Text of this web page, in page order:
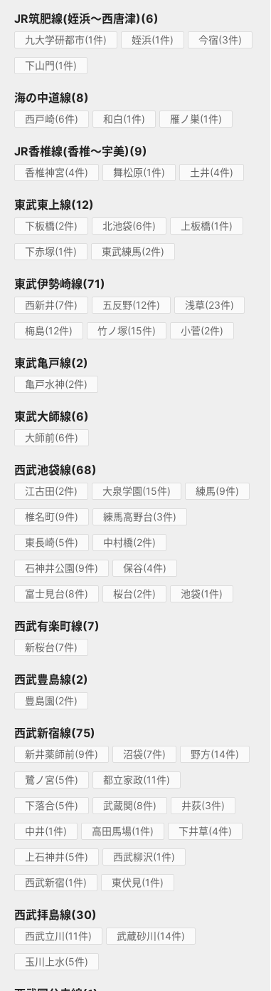
JR筑肥線(姪浜～西唐津)(6)
九大学研都市(1件) 姪浜(1件) 今宿(3件)
下山門(1件)
海の中道線(8)
西戸崎(6件) 和白(1件) 雁ノ巣(1件)
JR香椎線(香椎～宇美)(9)
香椎神宮(4件) 舞松原(1件) 土井(4件)
東武東上線(12)
下板橋(2件) 北池袋(6件) 上板橋(1件)
下赤塚(1件) 東武練馬(2件)
東武伊勢崎線(71)
西新井(7件) 五反野(12件) 浅草(23件)
梅島(12件) 竹ノ塚(15件) 小菅(2件)
東武亀戸線(2)
亀戸水神(2件)
東武大師線(6)
大師前(6件)
西武池袋線(68)
江古田(2件) 大泉学園(15件) 練馬(9件)
椎名町(9件) 練馬高野台(3件)
東長崎(5件) 中村橋(2件)
石神井公園(9件) 保谷(4件)
富士見台(8件) 桜台(2件) 池袋(1件)
西武有楽町線(7)
新桜台(7件)
西武豊島線(2)
豊島園(2件)
西武新宿線(75)
新井薬師前(9件) 沼袋(7件) 野方(14件)
鷺ノ宮(5件) 都立家政(11件)
下落合(5件) 武蔵関(8件) 井荻(3件)
中井(1件) 高田馬場(1件) 下井草(4件)
上石神井(5件) 西武柳沢(1件)
西武新宿(1件) 東伏見(1件)
西武拝島線(30)
西武立川(11件) 武蔵砂川(14件)
玉川上水(5件)